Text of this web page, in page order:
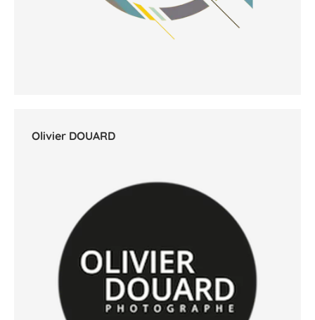
Olivier DOUARD